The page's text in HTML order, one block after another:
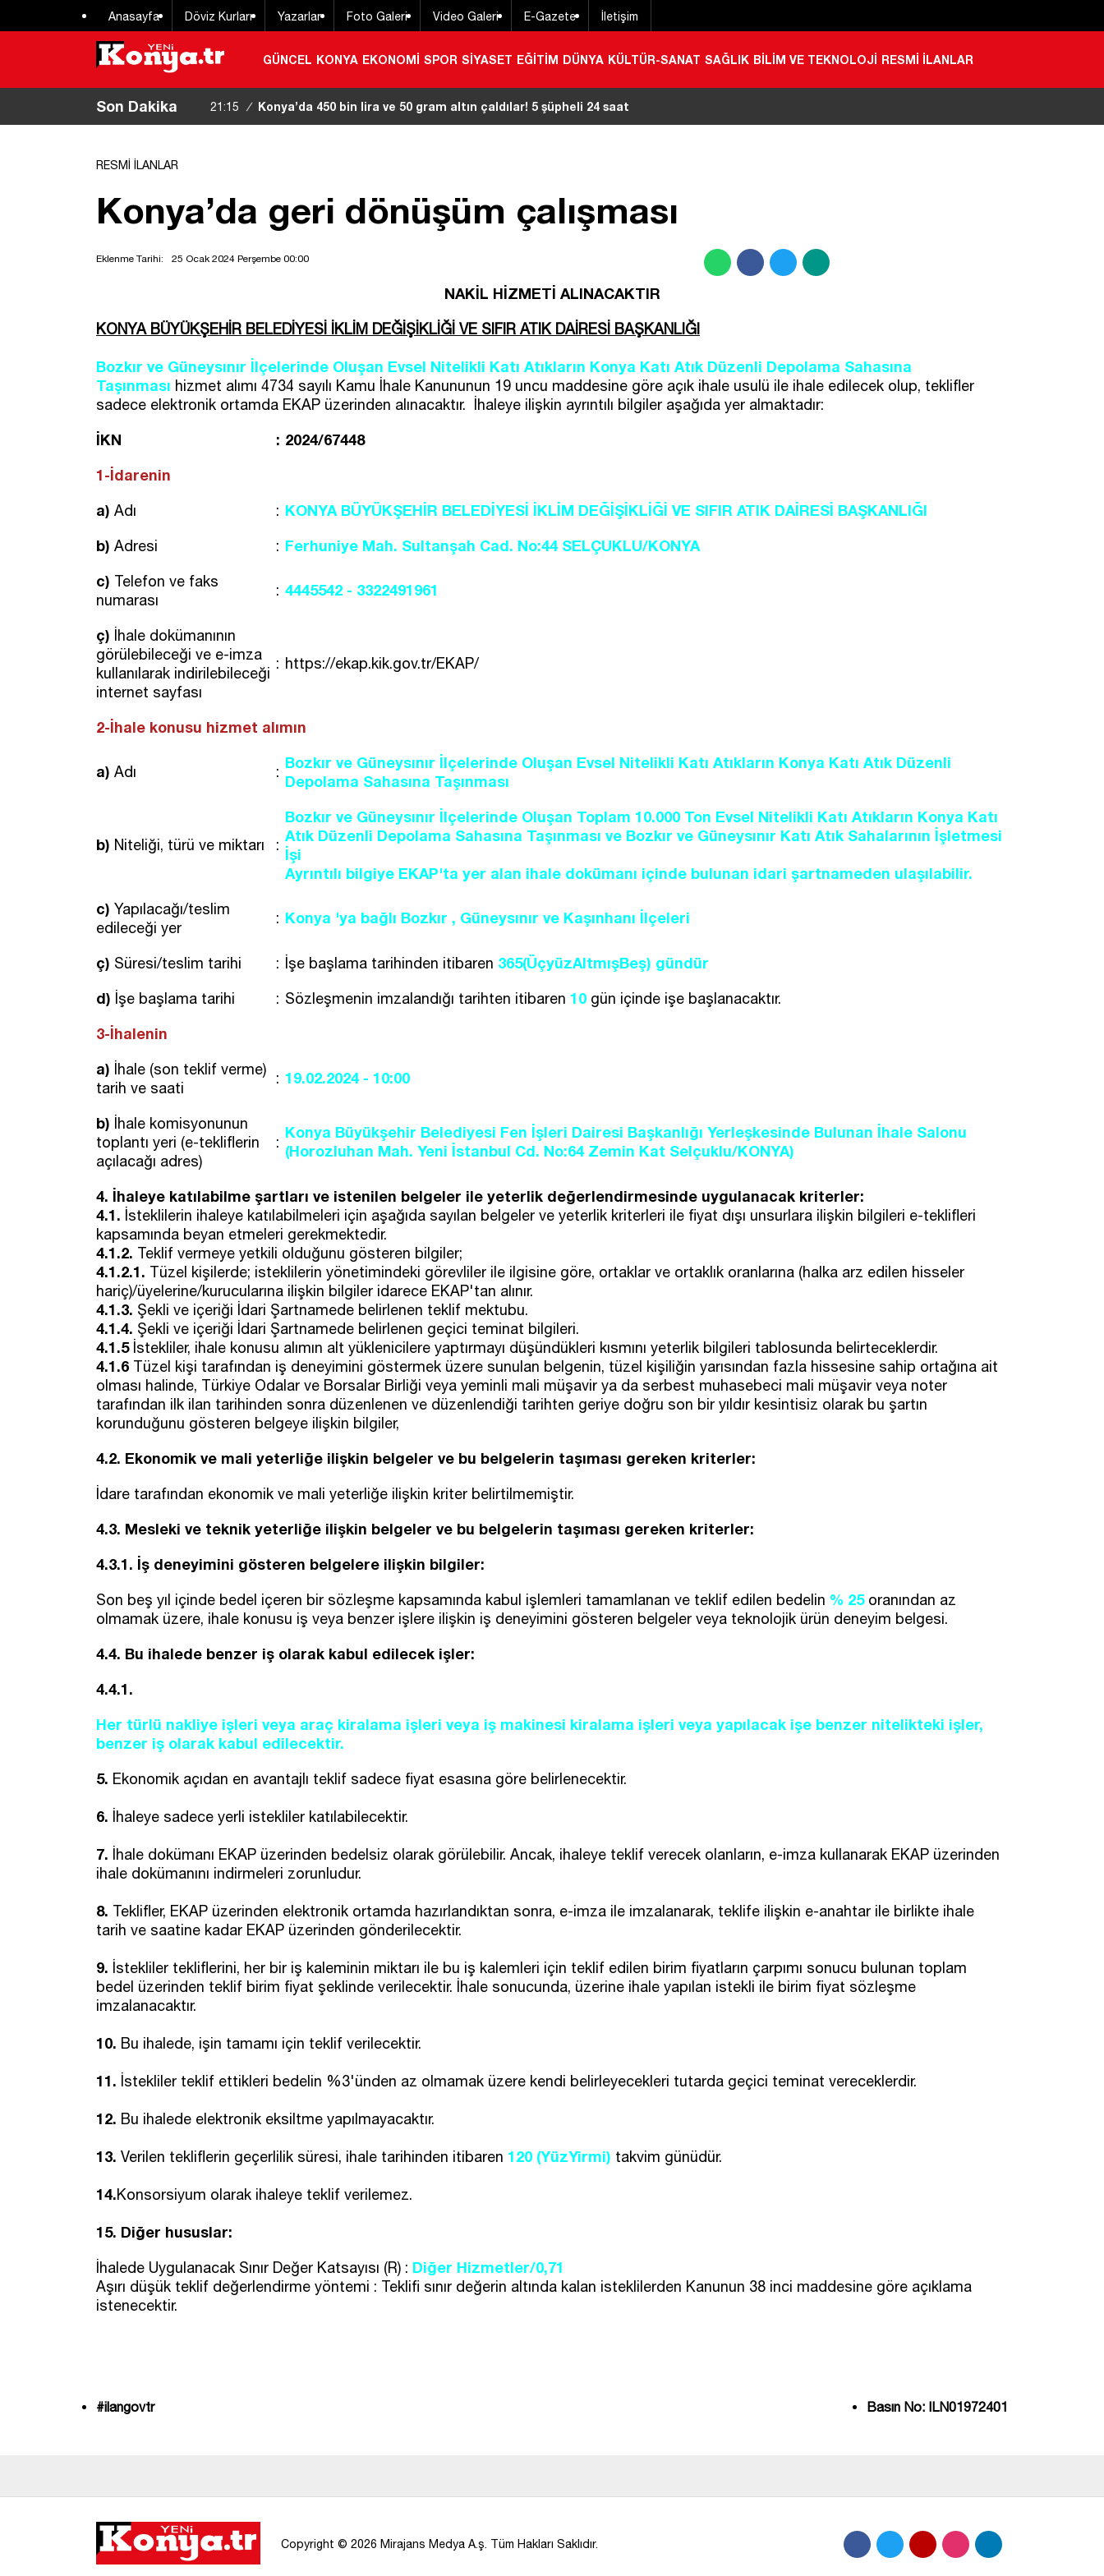
Anasayfa Döviz Kurları Yazarlar Foto Galeri Video Galeri E-Gazete İletişim
GÜNCEL KONYA EKONOMİ SPOR SİYASET EĞİTİM DÜNYA KÜLTÜR-SANAT SAĞLIK BİLİM VE TEKNOLOJİ RESMİ İLANLAR
Son Dakika 21:15 / Konya’da 450 bin lira ve 50 gram altın çaldılar! 5 şüpheli 24 saat
RESMİ İLANLAR
Konya’da geri dönüşüm çalışması
Eklenme Tarihi: 25 Ocak 2024 Perşembe 00:00
NAKİL HİZMETİ ALINACAKTIR
KONYA BÜYÜKŞEHİR BELEDİYESİ İKLİM DEĞİŞİKLİĞİ VE SIFIR ATIK DAİRESİ BAŞKANLIĞI
Bozkır ve Güneysınır İlçelerinde Oluşan Evsel Nitelikli Katı Atıkların Konya Katı Atık Düzenli Depolama Sahasına
Taşınması hizmet alımı 4734 sayılı Kamu İhale Kanununun 19 uncu maddesine göre açık ihale usulü ile ihale edilecek olup, teklifler
sadece elektronik ortamda EKAP üzerinden alınacaktır. İhaleye ilişkin ayrıntılı bilgiler aşağıda yer almaktadır:
İKN : 2024/67448
1-İdarenin
a) Adı : KONYA BÜYÜKŞEHİR BELEDİYESİ İKLİM DEĞİŞİKLİĞİ VE SIFIR ATIK DAİRESİ BAŞKANLIĞI
b) Adresi : Ferhuniye Mah. Sultanşah Cad. No:44 SELÇUKLU/KONYA
c) Telefon ve faks
numarası
: 4445542 - 3322491961
ç) İhale dokümanının
görülebileceği ve e-imza
kullanılarak indirilebileceği
internet sayfası
: https://ekap.kik.gov.tr/EKAP/
2-İhale konusu hizmet alımın
a) Adı :
Bozkır ve Güneysınır İlçelerinde Oluşan Evsel Nitelikli Katı Atıkların Konya Katı Atık Düzenli
Depolama Sahasına Taşınması
b) Niteliği, türü ve miktarı :
Bozkır ve Güneysınır İlçelerinde Oluşan Toplam 10.000 Ton Evsel Nitelikli Katı Atıkların Konya Katı
Atık Düzenli Depolama Sahasına Taşınması ve Bozkır ve Güneysınır Katı Atık Sahalarının İşletmesi
İşi
Ayrıntılı bilgiye EKAP'ta yer alan ihale dokümanı içinde bulunan idari şartnameden ulaşılabilir.
c) Yapılacağı/teslim
edileceği yer
: Konya 'ya bağlı Bozkır , Güneysınır ve Kaşınhanı İlçeleri
ç) Süresi/teslim tarihi : İşe başlama tarihinden itibaren 365(ÜçyüzAltmışBeş) gündür
d) İşe başlama tarihi : Sözleşmenin imzalandığı tarihten itibaren 10 gün içinde işe başlanacaktır.
3-İhalenin
a) İhale (son teklif verme)
tarih ve saati
: 19.02.2024 - 10:00
b) İhale komisyonunun
toplantı yeri (e-tekliflerin
açılacağı adres)
:
Konya Büyükşehir Belediyesi Fen İşleri Dairesi Başkanlığı Yerleşkesinde Bulunan İhale Salonu
(Horozluhan Mah. Yeni İstanbul Cd. No:64 Zemin Kat Selçuklu/KONYA)
4. İhaleye katılabilme şartları ve istenilen belgeler ile yeterlik değerlendirmesinde uygulanacak kriterler:
4.1. İsteklilerin ihaleye katılabilmeleri için aşağıda sayılan belgeler ve yeterlik kriterleri ile fiyat dışı unsurlara ilişkin bilgileri e-teklifleri
kapsamında beyan etmeleri gerekmektedir.
4.1.2. Teklif vermeye yetkili olduğunu gösteren bilgiler;
4.1.2.1. Tüzel kişilerde; isteklilerin yönetimindeki görevliler ile ilgisine göre, ortaklar ve ortaklık oranlarına (halka arz edilen hisseler
hariç)/üyelerine/kurucularına ilişkin bilgiler idarece EKAP'tan alınır.
4.1.3. Şekli ve içeriği İdari Şartnamede belirlenen teklif mektubu.
4.1.4. Şekli ve içeriği İdari Şartnamede belirlenen geçici teminat bilgileri.
4.1.5İstekliler, ihale konusu alımın alt yüklenicilere yaptırmayı düşündükleri kısmını yeterlik bilgileri tablosunda belirteceklerdir.
4.1.6 Tüzel kişi tarafından iş deneyimini göstermek üzere sunulan belgenin, tüzel kişiliğin yarısından fazla hissesine sahip ortağına ait
olması halinde, Türkiye Odalar ve Borsalar Birliği veya yeminli mali müşavir ya da serbest muhasebeci mali müşavir veya noter
tarafından ilk ilan tarihinden sonra düzenlenen ve düzenlendiği tarihten geriye doğru son bir yıldır kesintisiz olarak bu şartın
korunduğunu gösteren belgeye ilişkin bilgiler,
4.2. Ekonomik ve mali yeterliğe ilişkin belgeler ve bu belgelerin taşıması gereken kriterler:
İdare tarafından ekonomik ve mali yeterliğe ilişkin kriter belirtilmemiştir.
4.3. Mesleki ve teknik yeterliğe ilişkin belgeler ve bu belgelerin taşıması gereken kriterler:
4.3.1. İş deneyimini gösteren belgelere ilişkin bilgiler:
Son beş yıl içinde bedel içeren bir sözleşme kapsamında kabul işlemleri tamamlanan ve teklif edilen bedelin % 25oranından az
olmamak üzere, ihale konusu iş veya benzer işlere ilişkin iş deneyimini gösteren belgeler veya teknolojik ürün deneyim belgesi.
4.4. Bu ihalede benzer iş olarak kabul edilecek işler:
4.4.1.
Her türlü nakliye işleri veya araç kiralama işleri veya iş makinesi kiralama işleri veya yapılacak işe benzer nitelikteki işler,
benzer iş olarak kabul edilecektir.
5. Ekonomik açıdan en avantajlı teklif sadece fiyat esasına göre belirlenecektir.
6. İhaleye sadece yerli istekliler katılabilecektir.
7. İhale dokümanı EKAP üzerinden bedelsiz olarak görülebilir. Ancak, ihaleye teklif verecek olanların, e-imza kullanarak EKAP üzerinden
ihale dokümanını indirmeleri zorunludur.
8. Teklifler, EKAP üzerinden elektronik ortamda hazırlandıktan sonra, e-imza ile imzalanarak, teklife ilişkin e-anahtar ile birlikte ihale
tarih ve saatine kadar EKAP üzerinden gönderilecektir.
9. İstekliler tekliflerini, her bir iş kaleminin miktarı ile bu iş kalemleri için teklif edilen birim fiyatların çarpımı sonucu bulunan toplam
bedel üzerinden teklif birim fiyat şeklinde verilecektir. İhale sonucunda, üzerine ihale yapılan istekli ile birim fiyat sözleşme
imzalanacaktır.
10. Bu ihalede, işin tamamı için teklif verilecektir.
11. İstekliler teklif ettikleri bedelin %3'ünden az olmamak üzere kendi belirleyecekleri tutarda geçici teminat vereceklerdir.
12. Bu ihalede elektronik eksiltme yapılmayacaktır.
13. Verilen tekliflerin geçerlilik süresi, ihale tarihinden itibaren 120 (YüzYirmi) takvim günüdür.
14.Konsorsiyum olarak ihaleye teklif verilemez.
15. Diğer hususlar:
İhalede Uygulanacak Sınır Değer Katsayısı (R) : Diğer Hizmetler/0,71
Aşırı düşük teklif değerlendirme yöntemi : Teklifi sınır değerin altında kalan isteklilerden Kanunun 38 inci maddesine göre açıklama
istenecektir.
#ilangovtr Basın No: ILN01972401
Copyright © 2026 Mirajans Medya A.ş. Tüm Hakları Saklıdır.